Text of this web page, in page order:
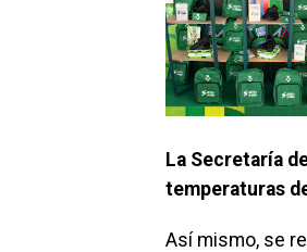
La Secretaría
temperaturas
Así mismo, se